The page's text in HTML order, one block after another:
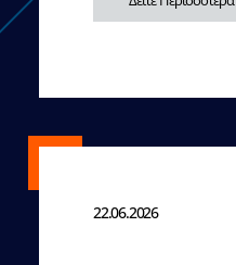
22.06.2026